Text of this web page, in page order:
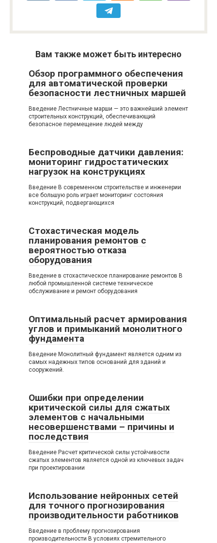
Вам также может быть интересно
Обзор программного обеспечения
для автоматической проверки
безопасности лестничных маршей
Введение Лестничные марши — это важнейший элемент
строительных конструкций, обеспечивающий
безопасное перемещение людей между
Беспроводные датчики давления:
мониторинг гидростатических
нагрузок на конструкциях
Введение В современном строительстве и инженерии
все большую роль играет мониторинг состояния
конструкций, подвергающихся
Стохастическая модель
планирования ремонтов с
вероятностью отказа
оборудования
Введение в стохастическое планирование ремонтов В
любой промышленной системе техническое
обслуживание и ремонт оборудования
Оптимальный расчет армирования
углов и примыканий монолитного
фундамента
Введение Монолитный фундамент является одним из
самых надежных типов оснований для зданий и
сооружений.
Ошибки при определении
критической силы для сжатых
элементов с начальными
несовершенствами – причины и
последствия
Введение Расчет критической силы устойчивости
сжатых элементов является одной из ключевых задач
при проектировании
Использование нейронных сетей
для точного прогнозирования
производительности работников
Введение в проблему прогнозирования
производительности В условиях стремительного